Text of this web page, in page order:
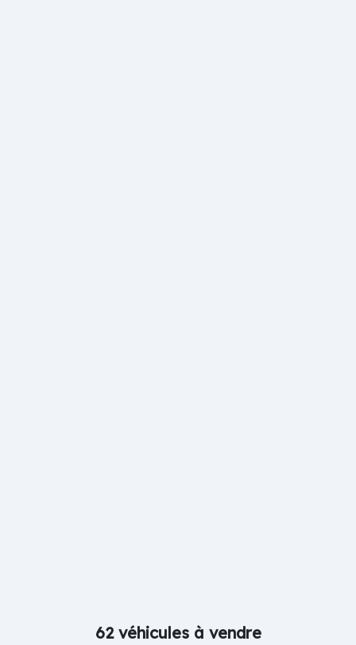
62 véhicules à vendre